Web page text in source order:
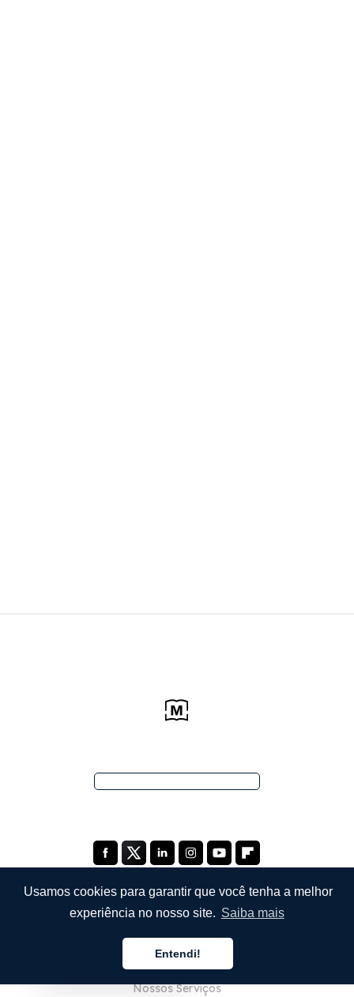
Usamos cookies para garantir que você tenha a melhor
experiência no nosso site. Saiba mais
Entendi!
Sobre Nós
Nossos Serviços
Português